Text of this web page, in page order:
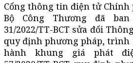
Cổng thông tin điện tử Chính
Bộ Công Thương đã
31/2022/TT-BCT sửa đổi
quy định phương pháp, trình
hành khung giá phát